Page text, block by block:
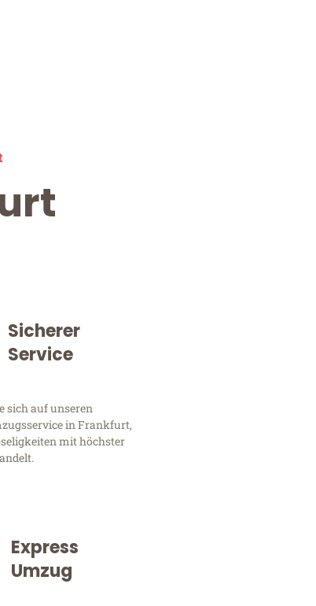
Sicherer
Service
sich auf unseren
in Frankfurt,
mit höchster
Express
Umzug